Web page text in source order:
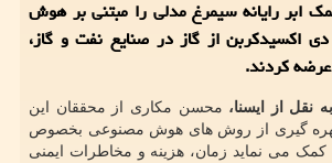
ابر رایانه سیمرغ مدلی را مبتنی بر هوش
اکسیدکربن از گاز در صنایع نفت و گاز،
کردند.
نقل از ایسنا، محسن مکاری از محققان این
گیری از روش های هوش مصنوعی بخصوص
کمک می نماید زمان، هزینه و مخاطرات ایمنی